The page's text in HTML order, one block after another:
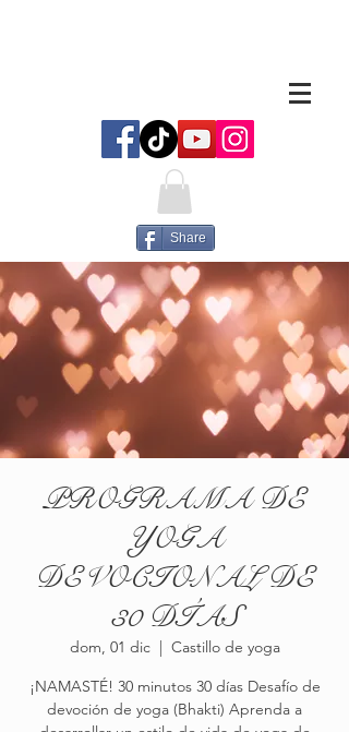
Share
PROGRAMA DE
YOGA
DEVOCIONAL DE
30 DÍAS
dom, 01 dic
  |
Castillo de yoga
¡NAMASTÉ! 30 minutos 30 días Desafío de
devoción de yoga (Bhakti) Aprenda a